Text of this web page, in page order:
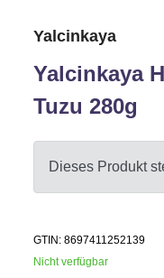
Yalcinkaya
Yalcinkaya
Tuzu 280g
Dieses Produkt
GTIN: 8697411252139
Nicht verfügbar